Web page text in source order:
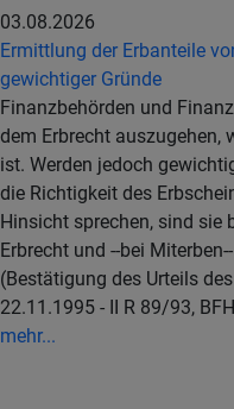
03.08.2026
Ermittlung der Erbanteile
gewichtiger Gründe
Finanzbehörden und
dem Erbrecht auszugehen,
ist. Werden jedoch
die Richtigkeit des
Hinsicht sprechen, sind sie
Erbrecht und --bei
(Bestätigung des Urteils
22.11.1995 - II R 89/93,
mehr...